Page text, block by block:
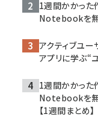
1週間かかっ
Notebookを
アクティブユ
アプリに学ぶ“
1週間かかっ
Notebookを
【1週間まとめ】